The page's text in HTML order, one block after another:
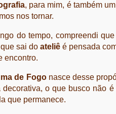
, para mim, é também
nos tornar.
do tempo, compreendi
sai do ateliê é pensada
encontro.
de Fogonasce desse
decorativa, o que busco não
que permanece.